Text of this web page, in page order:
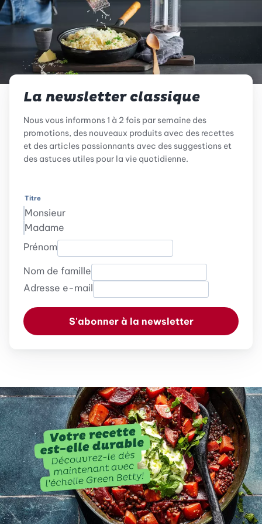
La newsletter classique
Nous vous informons 1 à 2 fois par semaine des
promotions, des nouveaux produits avec des recettes
et des articles passionnants avec des suggestions et
des astuces utiles pour la vie quotidienne.
Titre
Monsieur
Madame
Prénom
Nom de famille
Adresse e-mail
S'abonner à la newsletter